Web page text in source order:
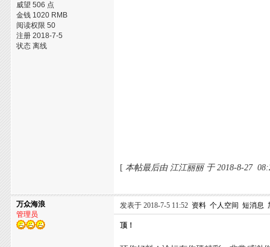
威望 506 点
金钱 1020 RMB
阅读权限 50
注册 2018-7-5
状态 离线
[ 本帖最后由 江江丽丽 于 2018-8-27
万众海浪
管理员
发表于 2018-7-5 11:52 资料 个人空间 短消息
顶！